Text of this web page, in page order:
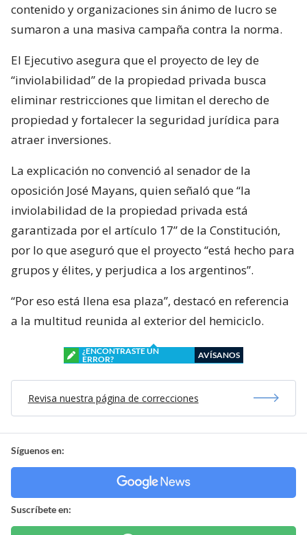
contenido y organizaciones sin ánimo de lucro se
sumaron a una masiva campaña contra la norma.
El Ejecutivo asegura que el proyecto de ley de
“inviolabilidad” de la propiedad privada busca
eliminar restricciones que limitan el derecho de
propiedad y fortalecer la seguridad jurídica para
atraer inversiones.
La explicación no convenció al senador de la
oposición José Mayans, quien señaló que “la
inviolabilidad de la propiedad privada está
garantizada por el artículo 17” de la Constitución,
por lo que aseguró que el proyecto “está hecho para
grupos y élites, y perjudica a los argentinos”.
“Por eso está llena esa plaza”, destacó en referencia
a la multitud reunida al exterior del hemiciclo.
¿ENCONTRASTE UN
ERROR?
AVÍSANOS
Revisa nuestra página de correcciones
Síguenos en:
Suscríbete en: